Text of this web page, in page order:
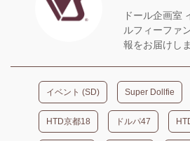
ドール企画室
ルフィーファ
報をお届けしま
イベント (SD) Super Dollfie
HTD京都18 ドルパ47